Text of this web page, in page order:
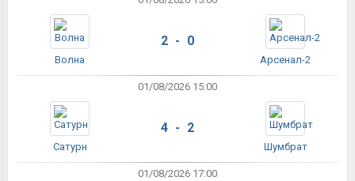
Волна
2 - 0
Арсенал-2
01/08/2026 15:00
Сатурн
4 - 2
Шумбрат
01/08/2026 17:00